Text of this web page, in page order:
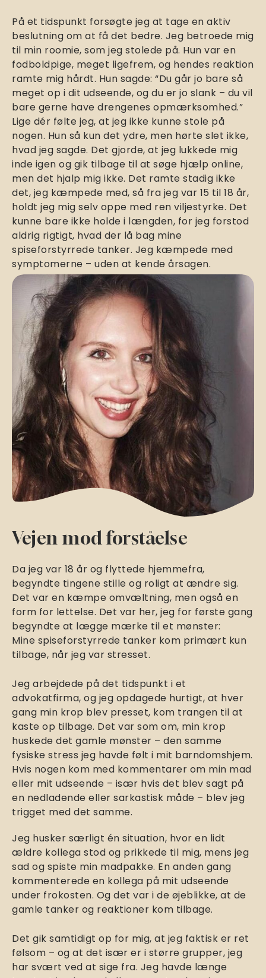
På et tidspunkt forsøgte jeg at tage en aktiv
beslutning om at få det bedre. Jeg betroede mig
til min roomie, som jeg stolede på. Hun var en
fodboldpige, meget ligefrem, og hendes reaktion
ramte mig hårdt. Hun sagde: “Du går jo bare så
meget op i dit udseende, og du er jo slank – du vil
bare gerne have drengenes opmærksomhed.”
Lige dér følte jeg, at jeg ikke kunne stole på
nogen. Hun så kun det ydre, men hørte slet ikke,
hvad jeg sagde. Det gjorde, at jeg lukkede mig
inde igen og gik tilbage til at søge hjælp online,
men det hjalp mig ikke. Det ramte stadig ikke
det, jeg kæmpede med, så fra jeg var 15 til 18 år,
holdt jeg mig selv oppe med ren viljestyrke. Det
kunne bare ikke holde i længden, for jeg forstod
aldrig rigtigt, hvad der lå bag mine
spiseforstyrrede tanker. Jeg kæmpede med
symptomerne – uden at kende årsagen.
Vejen mod forståelse
Da jeg var 18 år og flyttede hjemmefra,
begyndte tingene stille og roligt at ændre sig.
Det var en kæmpe omvæltning, men også en
form for lettelse. Det var her, jeg for første gang
begyndte at lægge mærke til et mønster:
Mine spiseforstyrrede tanker kom primært kun
tilbage, når jeg var stresset.
Jeg arbejdede på det tidspunkt i et
advokatfirma, og jeg opdagede hurtigt, at hver
gang min krop blev presset, kom trangen til at
kaste op tilbage. Det var som om, min krop
huskede det gamle mønster – den samme
fysiske stress jeg havde følt i mit barndomshjem.
Hvis nogen kom med kommentarer om min mad
eller mit udseende – især hvis det blev sagt på
en nedladende eller sarkastisk måde – blev jeg
trigget med det samme.
Jeg husker særligt én situation, hvor en lidt
ældre kollega stod og prikkede til mig, mens jeg
sad og spiste min madpakke. En anden gang
kommenterede en kollega på mit udseende
under frokosten. Og det var i de øjeblikke, at de
gamle tanker og reaktioner kom tilbage.
Det gik samtidigt op for mig, at jeg faktisk er ret
følsom – og at det især er i større grupper, jeg
har svært ved at sige fra. Jeg havde længe